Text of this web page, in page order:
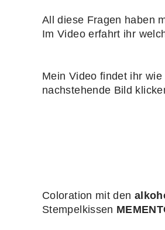
All diese Fragen haben
Im Video erfahrt ihr
Mein Video findet ihr
nachstehende Bild
Coloration mit den
Stempelkissen